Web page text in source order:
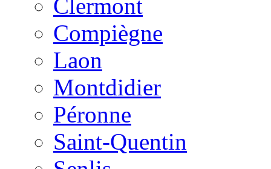
Clermont
Compiègne
Laon
Montdidier
Péronne
Saint-Quentin